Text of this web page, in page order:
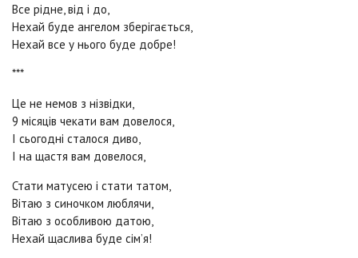
Все рідне, від і до,
Нехай буде ангелом зберігається,
Нехай все у нього буде добре!
***
Це не немов з нізвідки,
9 місяців чекати вам довелося,
І сьогодні сталося диво,
І на щастя вам довелося,
Стати матусею і стати татом,
Вітаю з синочком люблячи,
Вітаю з особливою датою,
Нехай щаслива буде сім’я!